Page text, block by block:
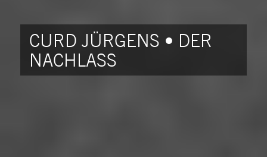
CURD JÜRGENS • DER
NACHLASS